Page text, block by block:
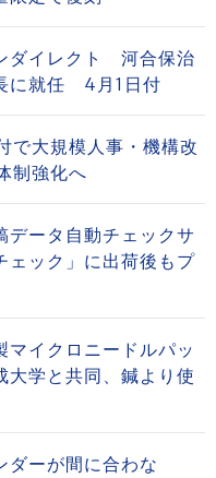
ダイレクト 河合保治
に就任 4月1日付
で大規模人事・機構改
制強化へ
ータ自動チェックサ
ェック」に出荷後もプ
イクロニードルパッ
学と共同、鍼より使
ダーが間に合わな